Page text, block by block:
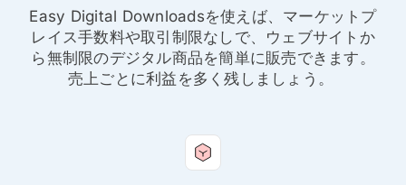
Easy Digital Downloadsを使えば、マーケットプ
レイス手数料や取引制限なしで、ウェブサイトか
ら無制限のデジタル商品を簡単に販売できます。
売上ごとに利益を多く残しましょう。